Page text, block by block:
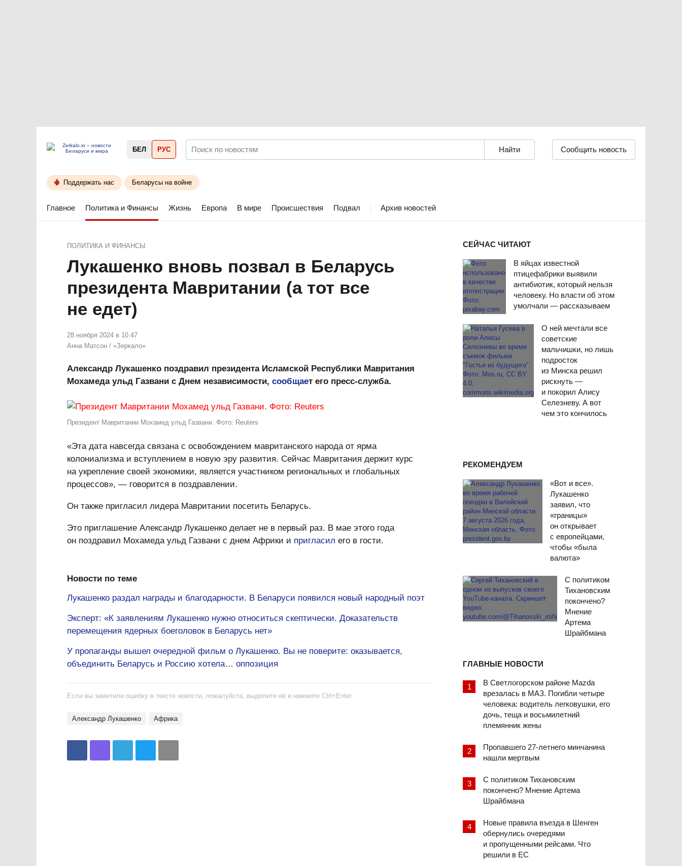
БЕЛ РУС Сообщить новость
Поддержать нас Беларусы на войне
Главное Политика и Финансы Жизнь Европа В мире Происшествия Подвал Архив новостей
СЕЙЧАС ЧИТАЮТ
В яйцах известной
птицефабрики выявили
антибиотик, который нельзя
человеку. Но власти об этом
умолчали — рассказываем
О ней мечтали все
советские
мальчишки, но лишь
подросток
из Минска решил
рискнуть —
и покорил Алису
Селезневу. А вот
чем это кончилось
РЕКОМЕНДУЕМ
«Вот и все».
Лукашенко
заявил, что
«границы»
он открывает
с европейцами,
чтобы «была
валюта»
С политиком
Тихановским
покончено?
Мнение
Артема
Шрайбмана
ГЛАВНЫЕ НОВОСТИ
В Светлогорском районе Mazda
врезалась в МАЗ. Погибли четыре
человека: водитель легковушки, его
дочь, теща и восьмилетний
племянник жены
Пропавшего 27-летнего минчанина
нашли мертвым
С политиком Тихановским
покончено? Мнение Артема
Шрайбмана
Новые правила въезда в Шенген
обернулись очередями
и пропущенными рейсами. Что
решили в ЕС
ПОЛИТИКА И ФИНАНСЫ
Лукашенко вновь позвал в Беларусь
президента Мавритании (а тот все
не едет)
28 ноября 2024 в 10.47
Анна Матсон / «Зеркало»
Александр Лукашенко поздравил президента Исламской Республики Мавритания
Мохамеда ульд Газвани с Днем независимости, сообщает его пресс-служба.
Президент Мавритании Мохамед ульд Газвани. Фото: Reuters
«Эта дата навсегда связана с освобождением мавританского народа от ярма
колониализма и вступлением в новую эру развития. Сейчас Мавритания держит курс
на укрепление своей экономики, является участником региональных и глобальных
процессов», — говорится в поздравлении.
Он также пригласил лидера Мавритании посетить Беларусь.
Это приглашение Александр Лукашенко делает не в первый раз. В мае этого года
он поздравил Мохамеда ульд Газвани с днем Африки и пригласил его в гости.
Новости по теме
Лукашенко раздал награды и благодарности. В Беларуси появился новый народный поэт
Эксперт: «К заявлениям Лукашенко нужно относиться скептически. Доказательств
перемещения ядерных боеголовок в Беларусь нет»
У пропаганды вышел очередной фильм о Лукашенко. Вы не поверите: оказывается,
объединить Беларусь и Россию хотела… оппозиция
Если вы заметили ошибку в тексте новости, пожалуйста, выделите её и нажмите Ctrl+Enter
Александр Лукашенко Африка